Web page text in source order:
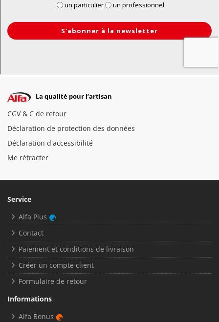
La qualité pour l’artisan
CGV & C de retour
Déclaration de protection des données
Déclaration d'accessibilité
Me rétracter
Service
Alfa Plus
Contact
Paiement et conditions de livraison
Créer un compte client
Formulaire de retour
Informations
Alfa Bonus